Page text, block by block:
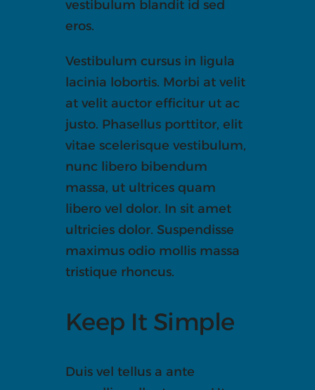
vestibulum blandit id sed
eros.
Vestibulum cursus in ligula
lacinia lobortis. Morbi at velit
at velit auctor efficitur ut ac
justo. Phasellus porttitor, elit
vitae scelerisque vestibulum,
nunc libero bibendum
massa, ut ultrices quam
libero vel dolor. In sit amet
ultricies dolor. Suspendisse
maximus odio mollis massa
tristique rhoncus.
Keep It Simple
Duis vel tellus a ante